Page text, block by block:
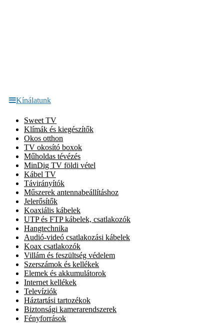
Kínálatunk
Sweet TV
Klímák és kiegészítők
Okos otthon
TV okosító boxok
Műholdas tévézés
MinDig TV földi vétel
Kábel TV
Távirányítók
Műszerek antennabeállításhoz
Jelerősítők
Koaxiális kábelek
UTP és FTP kábelek, csatlakozók
Hangtechnika
Audió-videó csatlakozási kábelek
Koax csatlakozók
Villám és feszültség védelem
Szerszámok és kellékek
Elemek és akkumulátorok
Internet kellékek
Televíziók
Háztartási tartozékok
Biztonsági kamerarendszerek
Fényforrások